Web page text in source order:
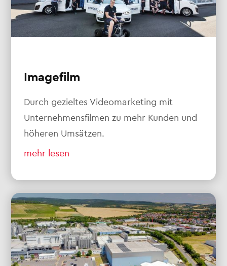
Imagefilm
Durch gezieltes Videomarketing mit
Unternehmensfilmen zu mehr Kunden und
höheren Umsätzen.
mehr lesen